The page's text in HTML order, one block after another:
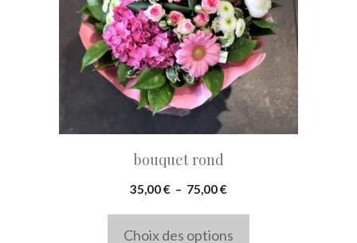
bouquet rond
35,00€ – 75,00€Plage
prix :
Choix des options
variations.
choisies